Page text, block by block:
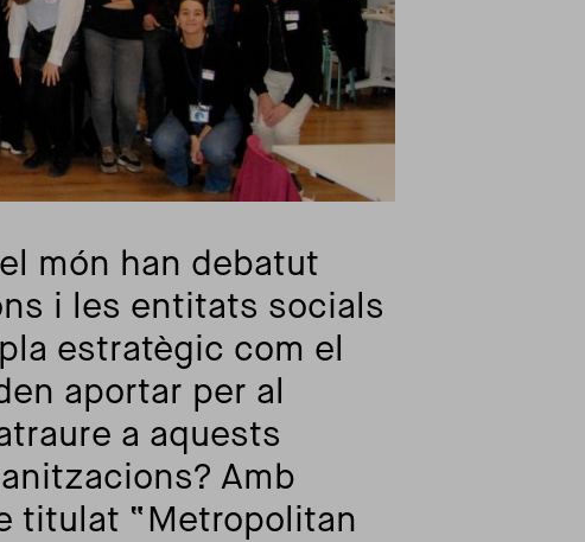
món han debatut
i les entitats socials
estratègic com el
aportar per al
a aquests
Amb
titulat “Metropolitan